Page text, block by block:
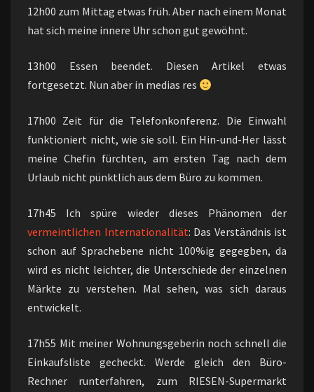
12h00 zum Mittag etwas früh. Aber nach einem Monat
hat sich meine innere Uhr schon gut gewöhnt.
13h00 Essen beendet. Diesen Artikel etwas
fortgesetzt. Nun aber in medias res
17h00 Zeit für die Telefonkonferenz. Die Einwahl
funktioniert nicht, wie sie soll. Ein Hin-und-Her lässt
meine Chefin fürchten, am ersten Tag nach dem
Urlaub nicht pünktlich aus dem Büro zu kommen.
17h45 Ich spüre wieder dieses Phänomen der
vermeintlichen Internationalität: Das Verständnis ist
schon auf Sprachebene nicht 100%ig gegegben, da
wird es nicht leichter, die Unterschiede der einzelnen
Märkte zu verstehen. Mal sehen, was sich daraus
entwickelt.
17h55 Mit meiner Wohnungsgeberin noch schnell die
Einkaufsliste gecheckt. Werde gleich den Büro-
Rechner runterfahren, zum RIESEN-Supermarkt